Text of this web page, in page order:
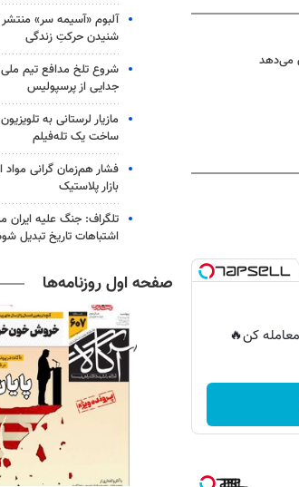
می‌دهد
کن🔥
آلبوم «آسیمه سر»
شنیدن حرکتِ زندگی
شروع تلخ مدافع تیم ملی
جدایی از پرسپولیس
مازیار لرستانی به
ساخت یک تله‌فیلم
فشار هم‌زمان گرانی مواد
بازار پلاستیک
تلگراف: جنگ علیه
اشتباهات تاریخ تبدیل
صفحه اول روزنامه‌ها